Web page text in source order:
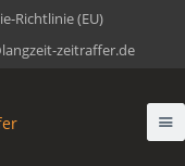
Richtlinie (EU)
zeitraffer.de